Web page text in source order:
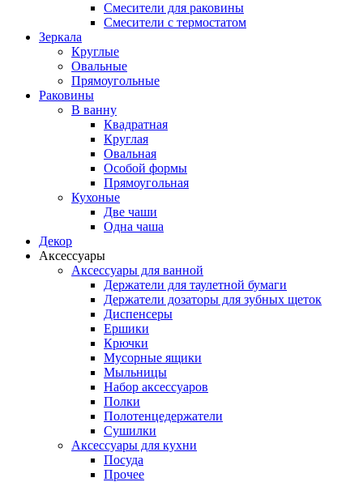
Смесители для раковины
Смесители с термостатом
Зеркала
Круглые
Овальные
Прямоугольные
Раковины
В ванну
Квадратная
Круглая
Овальная
Особой формы
Прямоугольная
Кухоные
Две чаши
Одна чаша
Декор
Аксессуары
Аксессуары для ванной
Держатели для таулетной бумаги
Держатели дозаторы для зубных щеток
Диспенсеры
Ершики
Крючки
Мусорные ящики
Мыльницы
Набор аксессуаров
Полки
Полотенцедержатели
Сушилки
Аксессуары для кухни
Посуда
Прочее